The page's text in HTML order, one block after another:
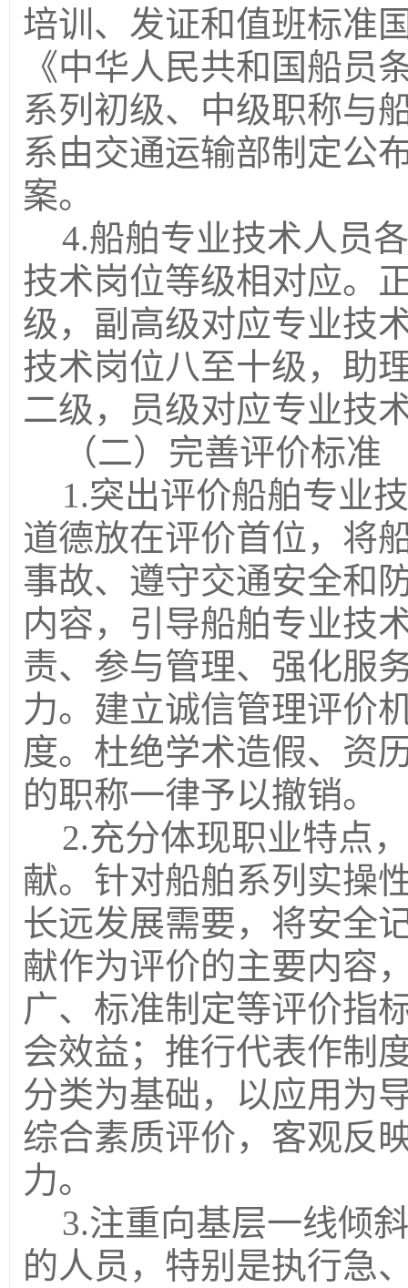
培训、发证和值班标准
《中华人民共和国船员
系列初级、中级职称与
系由交通运输部制定公
案。
4.船舶专业技术人员
技术岗位等级相对应。
级，副高级对应专业技
技术岗位八至十级，助
二级，员级对应专业技
（二）完善评价标准
1.突出评价船舶专业
道德放在评价首位，将
事故、遵守交通安全和
内容，引导船舶专业技
责、参与管理、强化服
力。建立诚信管理评价
度。杜绝学术造假、资
的职称一律予以撤销。
2.充分体现职业特点
献。 针对船舶系列实操
长远发展需要，将安全
献作为评价的主要内容
广、标准制定等评价指
会效益；推行代表作制
分类为基础，以应用为
综合素质评价，客观反
力。
3.注重向基层一线倾
的人员，特别是执行急